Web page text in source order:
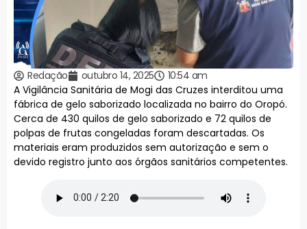
Redação outubro 14, 2025
10:54 am
A Vigilância Sanitária de Mogi das Cruzes interditou uma
fábrica de gelo saborizado localizada no bairro do Oropó.
Cerca de 430 quilos de gelo saborizado e 72 quilos de
polpas de frutas congeladas foram descartadas. Os
materiais eram produzidos sem autorização e sem o
devido registro junto aos órgãos sanitários competentes.